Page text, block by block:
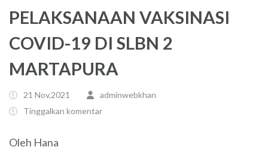
PELAKSANAAN VAKSINASI
COVID-19 DI SLBN 2
MARTAPURA
21 Nov,2021
adminwebkhan
Tinggalkan komentar
Oleh Hana